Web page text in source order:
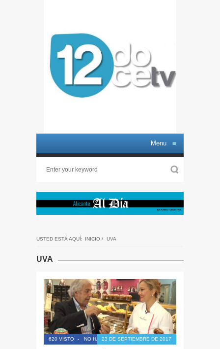
Menu ≡
USTED ESTÁ AQUÍ: INICIO / UVA
UVA
620 VISTO - NO HAY COMENTARIOS
23 DE SEPTIEMBRE DE 2017